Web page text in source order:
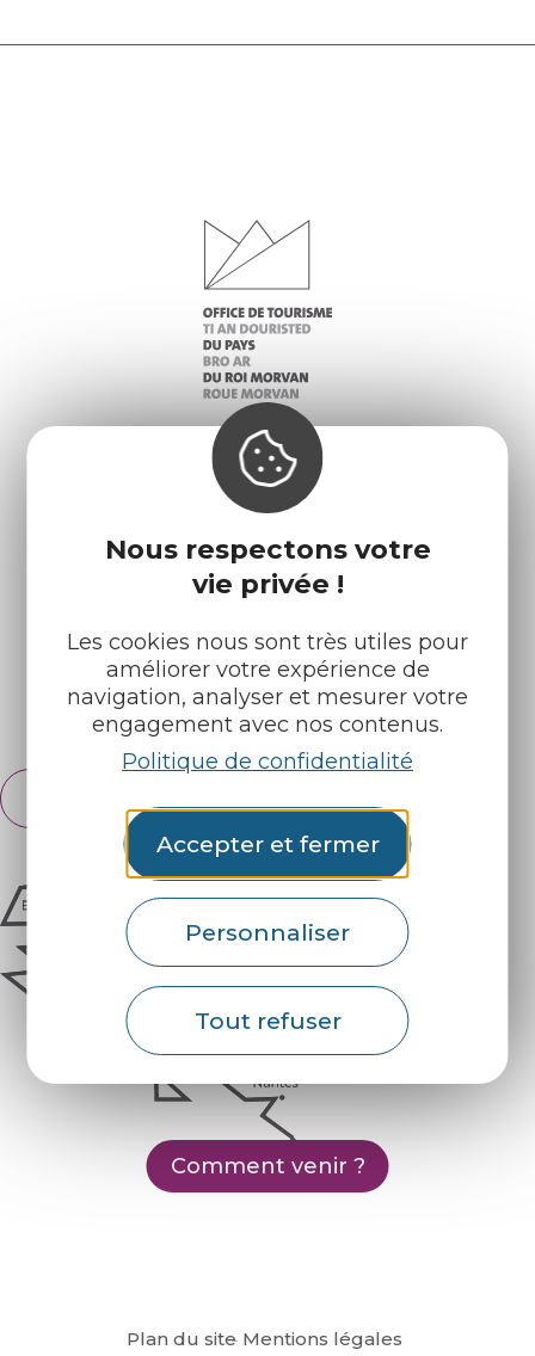
Nous respectons votre
vie privée !
Les cookies nous sont très utiles pour
améliorer votre expérience de
navigation, analyser et mesurer votre
engagement avec nos contenus.
Politique de confidentialité
Accepter et fermer
Personnaliser
Tout refuser
Infos pratiques
Nos brochures
Météo
Retrouvez-nous sur :
Espace pro Partenaires
English
Comment venir ?
Plan du site Mentions légales